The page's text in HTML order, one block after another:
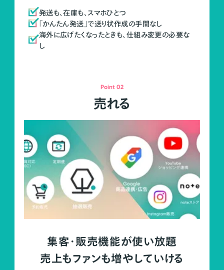
発送も、在庫も、スマホひとつ
「かんたん発送」で送り状作成の手間なし
海外に広げたくなったときも、仕組み変更の必要な
し
Point 02
売れる
集客・販売機能が使い放題
売上もファンも増やしていける